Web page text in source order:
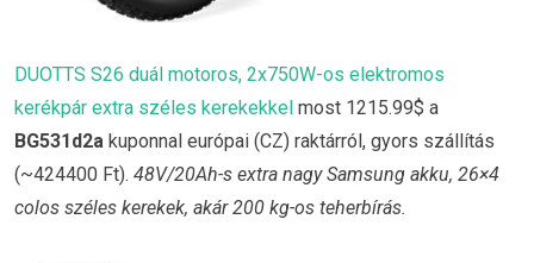
DUOTTS S26 duál motoros, 2x750W-os elektromos
kerékpár extra széles kerekekkel most 1215.99$ a
BG531d2a kuponnal európai (CZ) raktárról, gyors szállítás
(~424400 Ft). 48V/20Ah-s extra nagy Samsung akku, 26×4
colos széles kerekek, akár 200 kg-os teherbírás.